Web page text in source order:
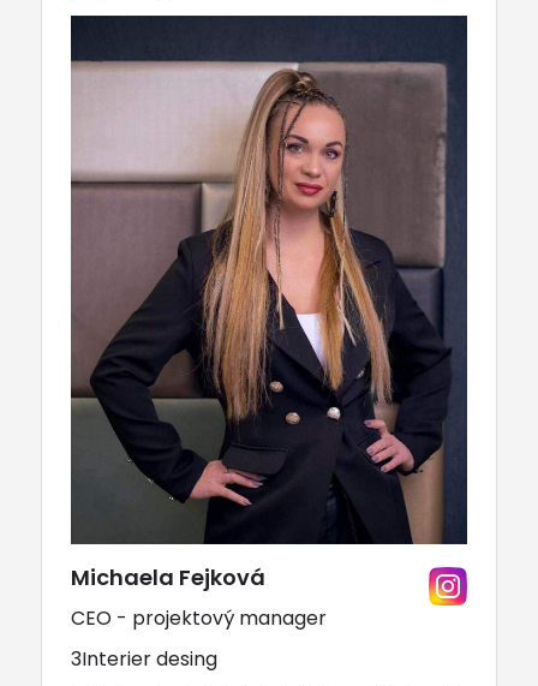
Michaela Fejková
CEO - projektový manager
3Interier desing